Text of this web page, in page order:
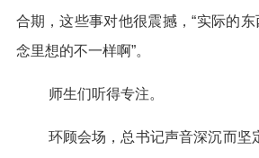
合期，这些事对他很震撼，“实际的
念里想的不一样啊”。
师生们听得专注。
环顾会场，总书记声音深沉而坚